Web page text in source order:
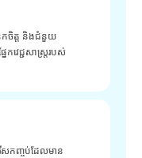
កចិត្ត និងជំនួយ
វេជ្ជសាស្រ្តរបស់
ើសកញ្ចប់ដែលមាន